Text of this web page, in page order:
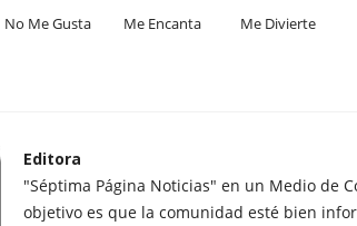
No Me Gusta Me Encanta Me Divierte
Editora
"Séptima Página Noticias" en un Medio de
objetivo es que la comunidad esté bien